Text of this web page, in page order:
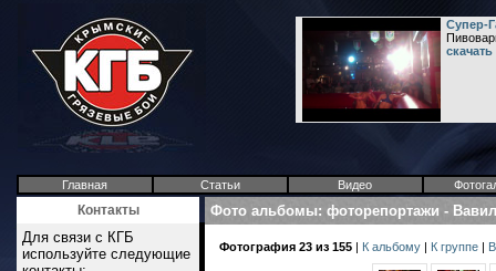
Супер-
Главная Статьи Видео
Контакты
Для связи с КГБ
используйте следующие
Фото альбомы: фоторепортажи -
Фотография 23 из 155 | К альбому | К группе |